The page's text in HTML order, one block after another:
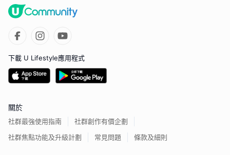
下載 U Lifestyle應用程式
關於
社群最強使用指南
社群創作有價企劃
社群焦點功能及升級計劃
常見問題 條款及細則